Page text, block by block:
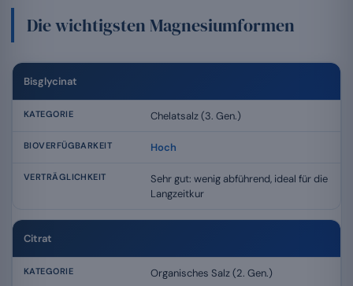
Die wichtigsten Magnesiumformen
Bisglycinat
Chelatsalz (3. Gen.)
Hoch
Sehr gut: wenig abführend, ideal für die
Langzeitkur
Citrat
Organisches Salz (2. Gen.)